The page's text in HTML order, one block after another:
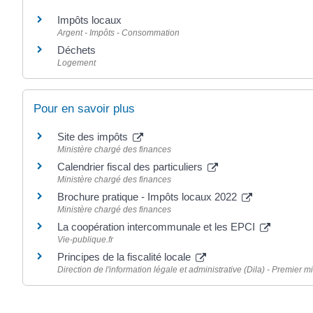
Impôts locaux
Argent - Impôts - Consommation
Déchets
Logement
Pour en savoir plus
Site des impôts
Ministère chargé des finances
Calendrier fiscal des particuliers
Ministère chargé des finances
Brochure pratique - Impôts locaux 2022
Ministère chargé des finances
La coopération intercommunale et les EPCI
Vie-publique.fr
Principes de la fiscalité locale
Direction de l'information légale et administrative (Dila) - Premier